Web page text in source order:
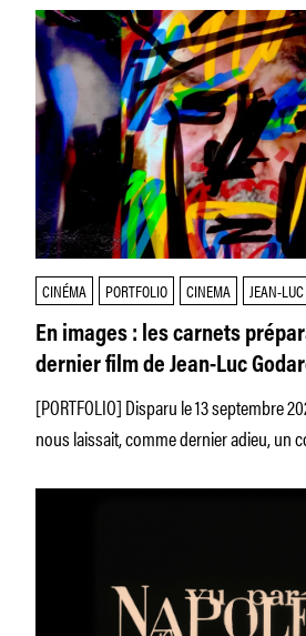
CINÉMA PORTFOLIO CINEMA JEAN-
En images : les carnets
dernier film de Jean-Luc
[PORTFOLIO] Disparu le 13 septembre
nous laissait, comme dernier adieu, un